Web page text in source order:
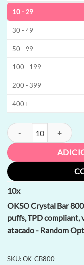
10 - 29
30 - 49
50 - 99
100 - 199
200 - 399
400+
OKSO Crystal Bar 800
10x
OKSO Crystal Bar
puffs, TPD compliant,
atacado - Random
SKU:OK-CB800